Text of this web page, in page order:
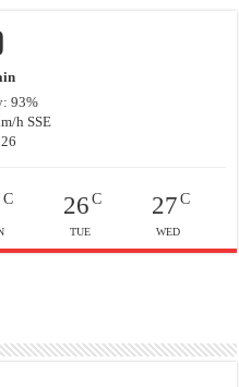
93%
h SSE
C 26C
TUE
27C
WED